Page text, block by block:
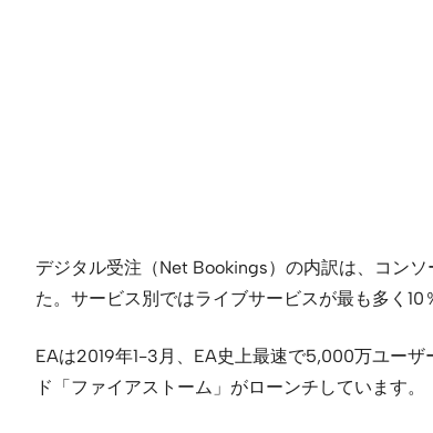
デジタル受注（Net Bookings）の内訳は、コン
た。サービス別ではライブサービスが最も多く
EAは2019年1-3月、EA史上最速で5,000万ユー
ド「ファイアストーム」がローンチしています。